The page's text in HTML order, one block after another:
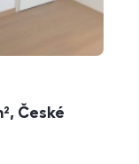
České